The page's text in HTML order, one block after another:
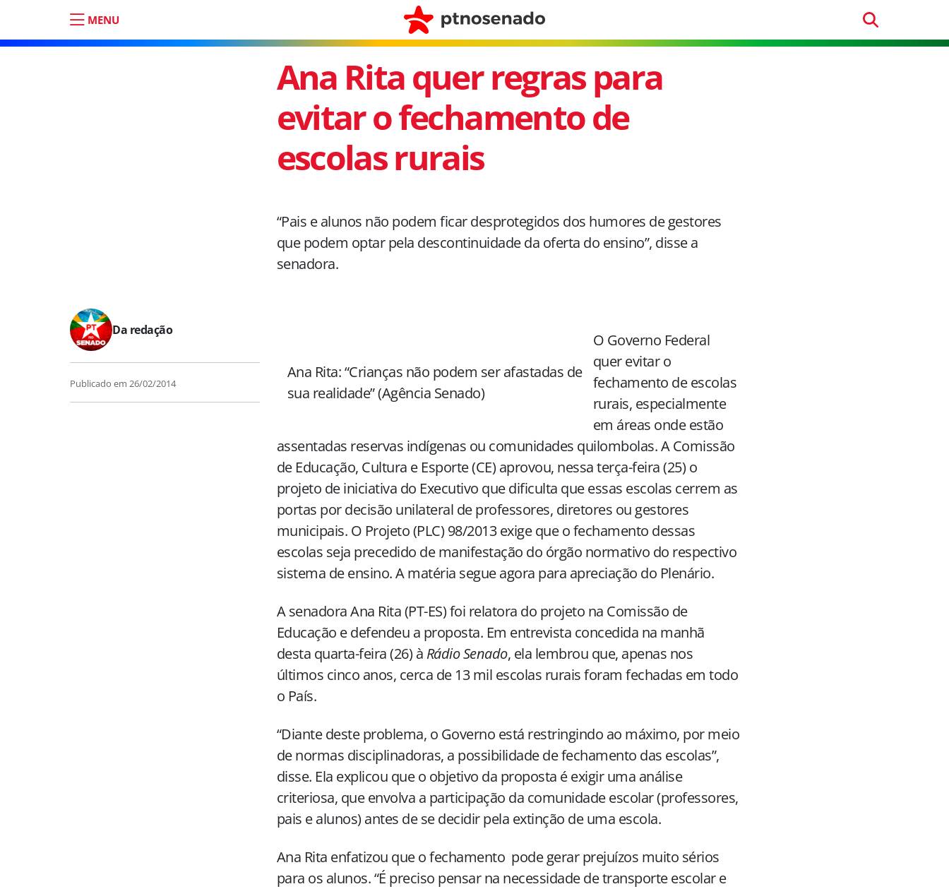
MENU
Ana Rita quer regras para
evitar o fechamento de
escolas rurais
“Pais e alunos não podem ficar desprotegidos dos humores de gestores
que podem optar pela descontinuidade da oferta do ensino”, disse a
senadora.
Da redação
Publicado em 26/02/2014
Ana Rita: “Crianças não podem ser afastadas de
sua realidade” (Agência Senado)
O Governo Federal
quer evitar o
fechamento de escolas
rurais, especialmente
em áreas onde estão
assentadas reservas indígenas ou comunidades quilombolas. A Comissão
de Educação, Cultura e Esporte (CE) aprovou, nessa terça-feira (25) o
projeto de iniciativa do Executivo que dificulta que essas escolas cerrem as
portas por decisão unilateral de professores, diretores ou gestores
municipais. O Projeto (PLC) 98/2013 exige que o fechamento dessas
escolas seja precedido de manifestação do órgão normativo do respectivo
sistema de ensino. A matéria segue agora para apreciação do Plenário.
A senadora Ana Rita (PT-ES) foi relatora do projeto na Comissão de
Educação e defendeu a proposta. Em entrevista concedida na manhã
desta quarta-feira (26) à Rádio Senado, ela lembrou que, apenas nos
últimos cinco anos, cerca de 13 mil escolas rurais foram fechadas em todo
o País.
“Diante deste problema, o Governo está restringindo ao máximo, por meio
de normas disciplinadoras, a possibilidade de fechamento das escolas”,
disse. Ela explicou que o objetivo da proposta é exigir uma análise
criteriosa, que envolva a participação da comunidade escolar (professores,
pais e alunos) antes de se decidir pela extinção de uma escola.
Ana Rita enfatizou que o fechamento pode gerar prejuízos muito sérios
para os alunos. “É preciso pensar na necessidade de transporte escolar e